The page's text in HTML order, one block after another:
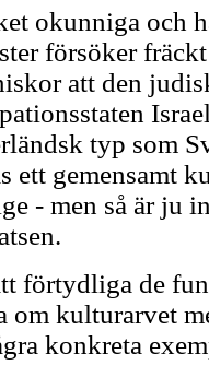
okunniga och
försöker
att den
typ som
ett gemensamt
- men så är ju
förtydliga de
om kulturarvet
konkreta